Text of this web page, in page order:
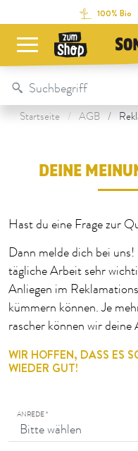
Direkt zum Inhalt
Zum Inhaltsverzeichnis
Direkt zum Menü 100% Bio
Table Of Content
deine meinung ist uns wichtig
Startseite AGB
DEINE
Hast du eine Frage zur
Dann melde dich bei
tägliche Arbeit sehr
Anliegen im
kümmern können. Je
rascher können wir deine
WIR HOFFEN, DASS ES
IEDER GUT!
ANREDE *